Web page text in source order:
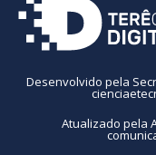
Desenvolvido pela
Atualizado pela